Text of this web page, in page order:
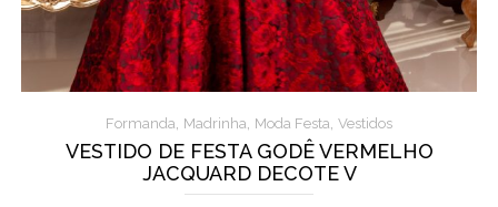
Formanda, Madrinha, Moda Festa, Vestidos
VESTIDO DE FESTA GODÊ VERMELHO
JACQUARD DECOTE V